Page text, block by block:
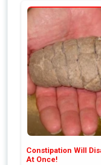
Constipation Will
At Once!